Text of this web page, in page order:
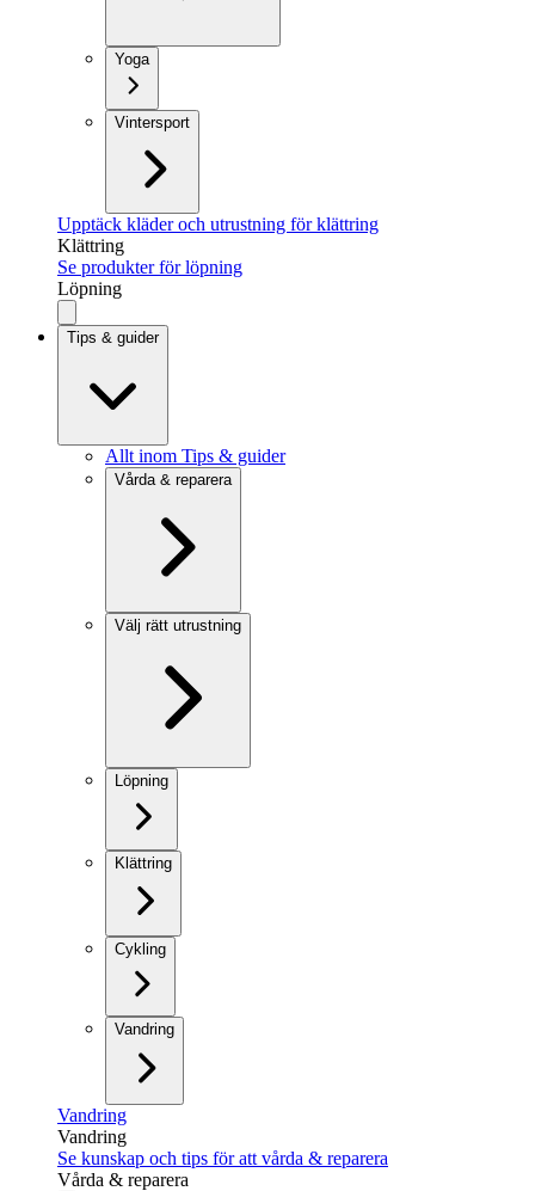
Yoga
Vintersport
Upptäck kläder och utrustning för klättring
Klättring
Se produkter för löpning
Löpning
Tips & guider
Allt inom Tips & guider
Vårda & reparera
Välj rätt utrustning
Löpning
Klättring
Cykling
Vandring
Vandring
Vandring
Se kunskap och tips för att vårda & reparera
Vårda & reparera